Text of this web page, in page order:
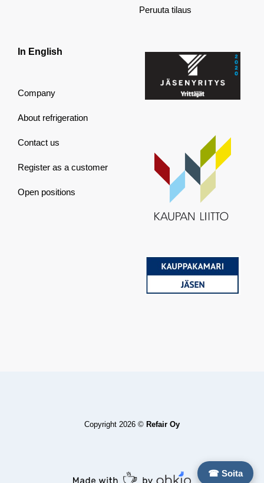
Peruuta tilaus
In English
Company
About refrigeration
Contact us
Register as a customer
Open positions
☎ Soita
Copyright 2026 © Refair Oy